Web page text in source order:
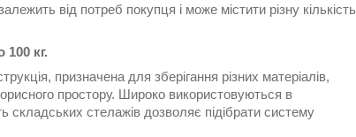
від потреб покупця і може містити різну кількість
кг.
призначена для зберігання різних матеріалів,
простору. Широко використовуються в
складських стелажів дозволяє підібрати систему